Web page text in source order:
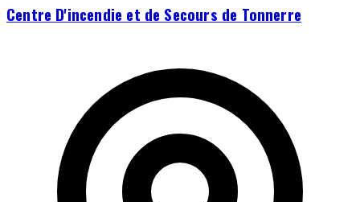
Centre D'incendie et de Secours de Tonnerre